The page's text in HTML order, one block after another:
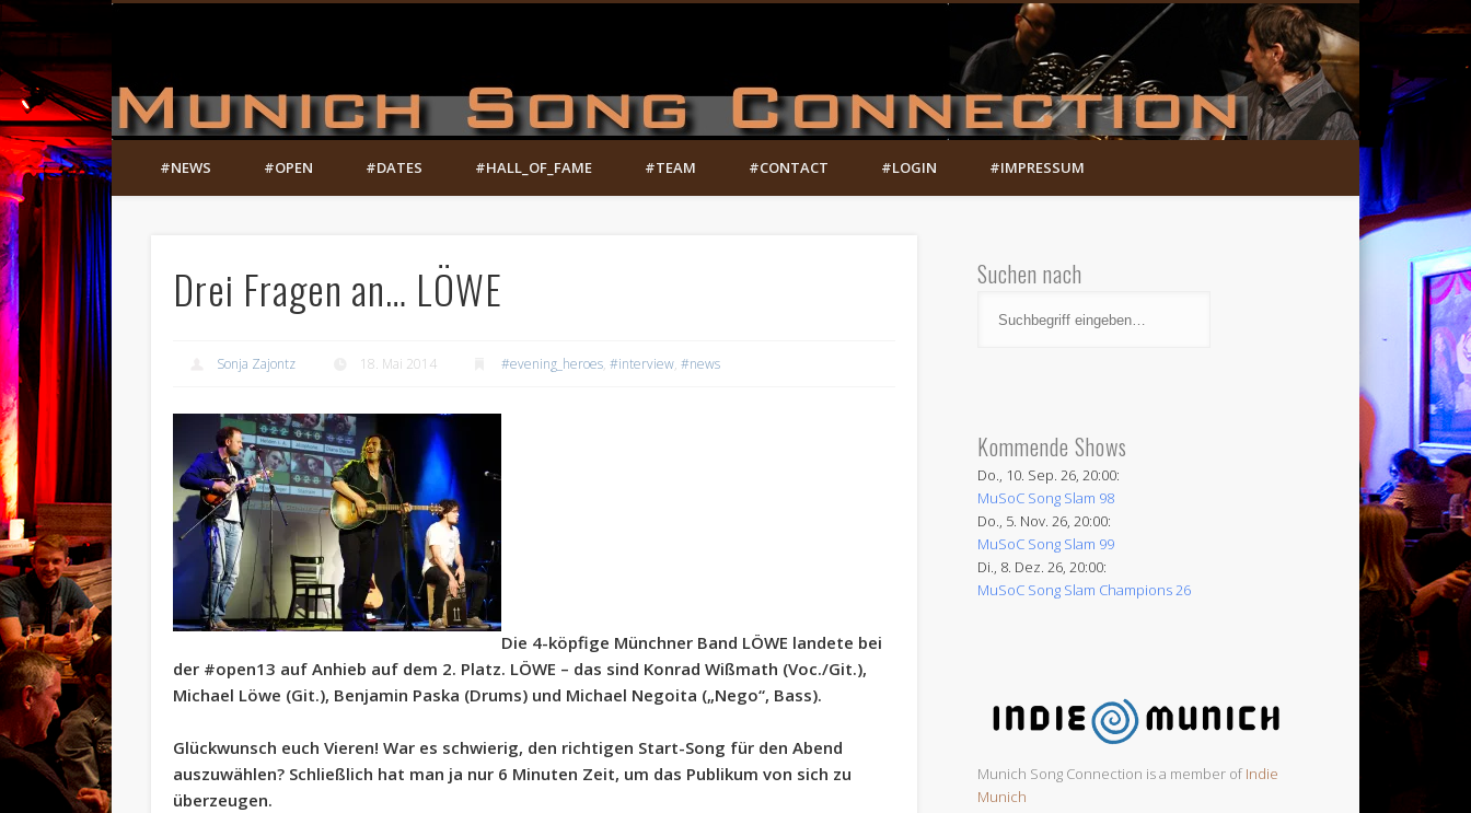
#NEWS #OPEN #DATES #HALL_OF_FAME #TEAM #CONTACT #LOGIN #IMPRESSUM
Drei Fragen an… LÖWE
Sonja Zajontz 18. Mai 2014 #evening_heroes,#interview,#news
Die 4-köpfige Münchner Band LÖWE landete bei
der #open13 auf Anhieb auf dem 2. Platz. LÖWE – das sind Konrad Wißmath (Voc./Git.),
Michael Löwe (Git.), Benjamin Paska (Drums) und Michael Negoita („Nego“, Bass).
Glückwunsch euch Vieren! War es schwierig, den richtigen Start-Song für den Abend
auszuwählen? Schließlich hat man ja nur 6 Minuten Zeit, um das Publikum von sich zu
überzeugen.
Suchen nach
Kommende Shows
Do., 10. Sep. 26, 20:00:
MuSoC Song Slam 98
Do., 5. Nov. 26, 20:00:
MuSoC Song Slam 99
Di., 8. Dez. 26, 20:00:
MuSoC Song Slam Champions 26
Munich Song Connection is a member ofIndie
Munich